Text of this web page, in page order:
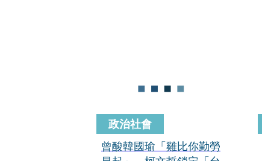
進一步掌握，黨主席柯文哲
化部「文協獎章」、出生越
南的台灣新住民黨黨主席麥
玉珍納入安全名單。
政治社會
曾酸韓國瑜「雞比你勤勞